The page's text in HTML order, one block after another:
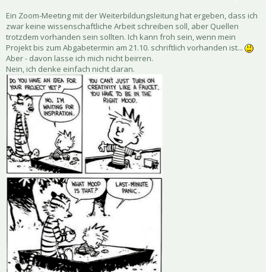
Ein Zoom-Meeting mit der Weiterbildungsleitung hat ergeben, dass ich
zwar keine wissenschaftliche Arbeit schreiben soll, aber Quellen
trotzdem vorhanden sein sollten. Ich kann froh sein, wenn mein
Projekt bis zum Abgabetermin am 21.10. schriftlich vorhanden ist...
Aber - davon lasse ich mich nicht beirren.
Nein, ich denke einfach nicht daran.